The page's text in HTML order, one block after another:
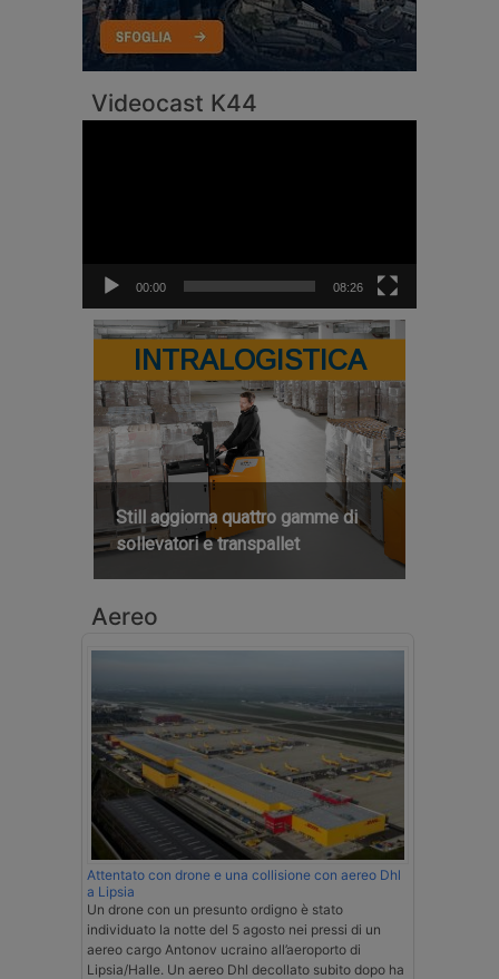
Videocast K44
00:00 08:26
INTRALOGISTICA
Still aggiorna quattro gamme di
sollevatori e transpallet
Aereo
Attentato con drone e una collisione con aereo Dhl
a Lipsia
Un drone con un presunto ordigno è stato
individuato la notte del 5 agosto nei pressi di un
aereo cargo Antonov ucraino all’aeroporto di
Lipsia/Halle. Un aereo Dhl decollato subito dopo ha